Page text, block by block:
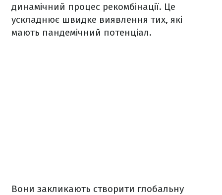
динамічний процес рекомбінації. Це
ускладнює швидке виявлення тих, які
мають пандемічний потенціал.
Вони закликають створити глобальну